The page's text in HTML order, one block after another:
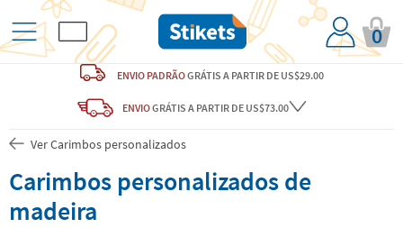
0
ENVIO PADRÃOGRÁTIS A PARTIR DE US$29.00
ENVIOGRÁTIS A PARTIR DE US$73.00
Ver Carimbos personalizados
Carimbos personalizados de
madeira